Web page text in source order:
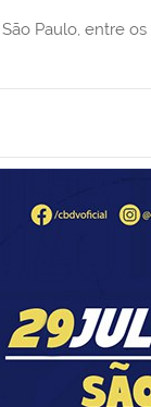
Paulo, entre